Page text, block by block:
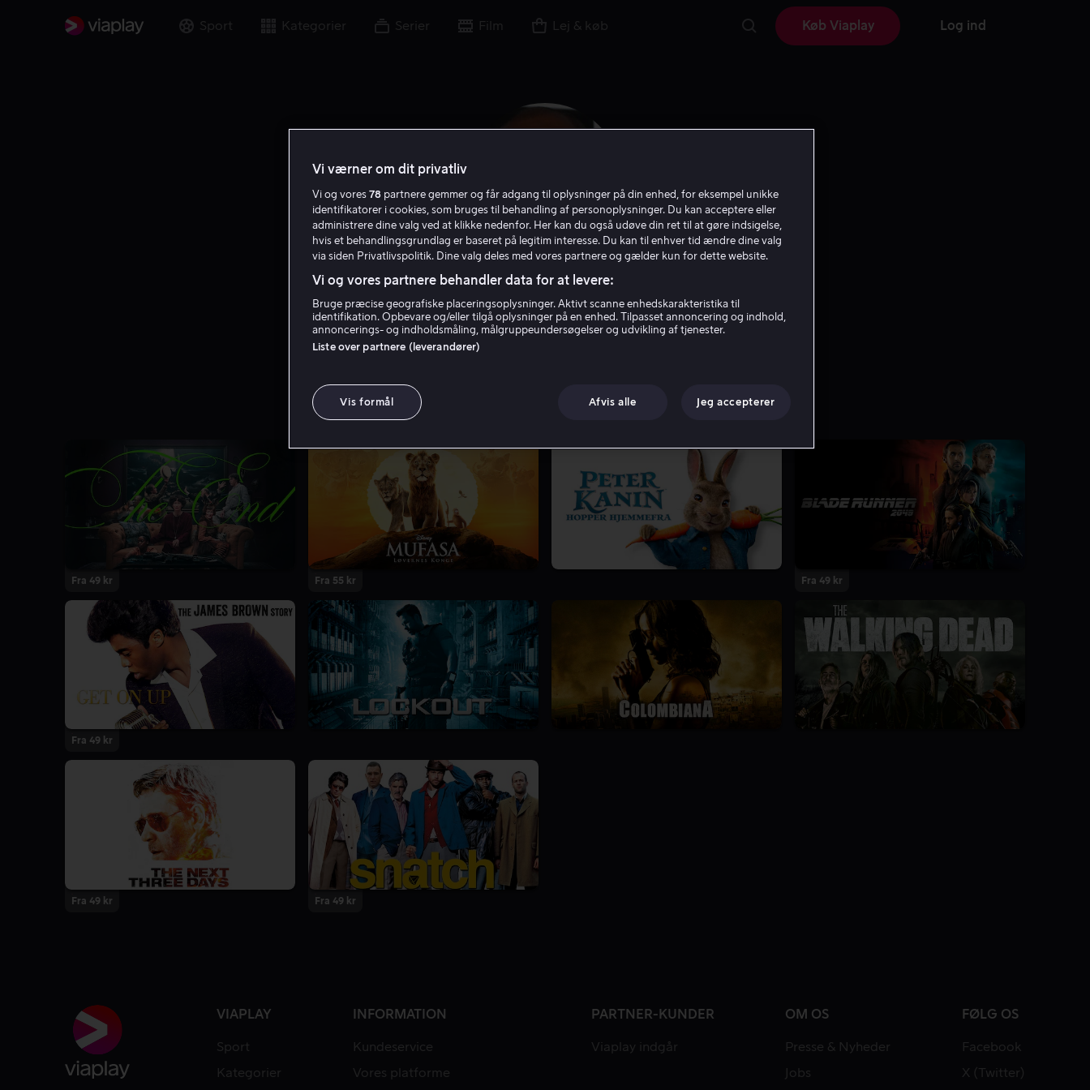
Sport Kategorier Serier Film Lej & køb Køb Viaplay Log ind
Lennie James
Skuespiller Stemme Gæst
Fra 49 kr Fra 55 kr Fra 49 kr
Fra 49 kr
8.1
Fra 49 kr Fra 49 kr
VIAPLAY
Sport
Kategorier
INFORMATION
Kundeservice
Vores platforme
PARTNER-KUNDER
Viaplay indgår
OM OS
Presse & Nyheder
Jobs
FØLG OS
Facebook
X (Twitter)
Vi værner om dit privatliv
Vi og vores 78 partnere gemmer og får adgang til oplysninger på din enhed, for eksempel unikke
identifikatorer i cookies, som bruges til behandling af personoplysninger. Du kan acceptere eller
administrere dine valg ved at klikke nedenfor. Her kan du også udøve din ret til at gøre indsigelse,
hvis et behandlingsgrundlag er baseret på legitim interesse. Du kan til enhver tid ændre dine valg
via siden Privatlivspolitik. Dine valg deles med vores partnere og gælder kun for dette website.
Vi og vores partnere behandler data for at levere:
Bruge præcise geografiske placeringsoplysninger. Aktivt scanne enhedskarakteristika til
identifikation. Opbevare og/eller tilgå oplysninger på en enhed. Tilpasset annoncering og indhold,
annoncerings- og indholdsmåling, målgruppeundersøgelser og udvikling af tjenester.
Liste over partnere (leverandører)
Vis formål Afvis alle Jeg accepterer